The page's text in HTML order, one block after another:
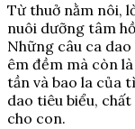
Từ thuở nằm nôi,
nuôi dưỡng tâm
Những câu ca
êm đềm mà còn
tần và bao la của
dao tiêu biểu,
cho con.